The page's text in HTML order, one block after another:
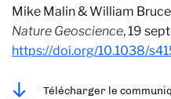
Mike Malin & William
Nature Geoscience, 19
https://doi.org/10.1038/
Télécharger le